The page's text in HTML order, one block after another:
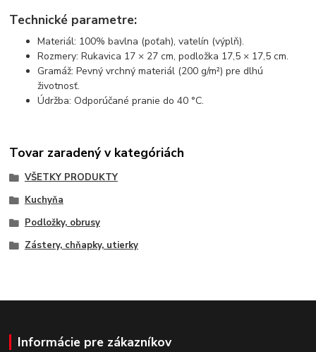
Technické parametre:
Materiál: 100% bavlna (poťah), vatelín (výplň).
Rozmery: Rukavica 17 × 27 cm, podložka 17,5 × 17,5 cm.
Gramáž: Pevný vrchný materiál (200 g/m²) pre dlhú
životnosť.
Údržba: Odporúčané pranie do 40 °C.
Tovar zaradený v kategóriách
VŠETKY PRODUKTY
Kuchyňa
Podložky, obrusy
Zástery, chňapky, utierky
Informácie pre zákazníkov